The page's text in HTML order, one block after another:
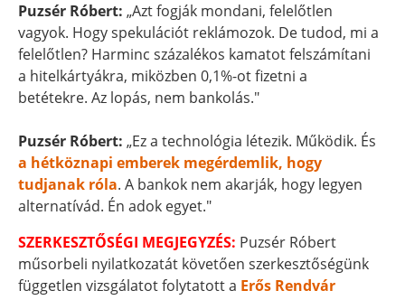
Puzsér Róbert: „Azt fogják mondani, felelőtlen
vagyok. Hogy spekulációt reklámozok. De tudod, mi a
felelőtlen? Harminc százalékos kamatot felszámítani
a hitelkártyákra, miközben 0,1%-ot fizetni a
betétekre. Az lopás, nem bankolás."
Puzsér Róbert: „Ez a technológia létezik. Működik. És
a hétköznapi emberek megérdemlik, hogy
tudjanak róla. A bankok nem akarják, hogy legyen
alternatívád. Én adok egyet."
SZERKESZTŐSÉGI MEGJEGYZÉS: Puzsér Róbert
műsorbeli nyilatkozatát követően szerkesztőségünk
független vizsgálatot folytatott a Erős Rendvár